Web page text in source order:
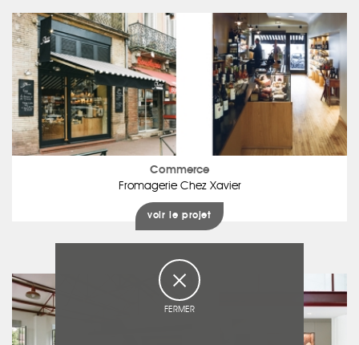
Commerce
Fromagerie Chez Xavier
voir le projet
FERMER